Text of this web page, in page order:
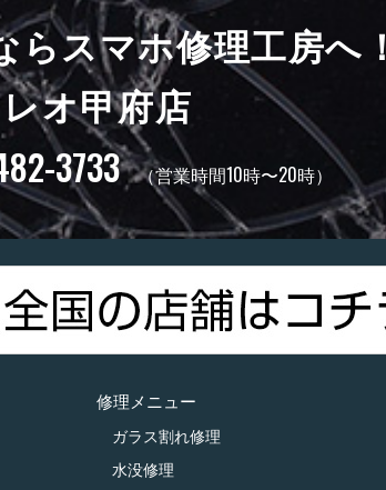
らスマホ修理工房へ！
オ甲府店
3733 （営業時間10時〜20時）
修理メニュー
ガラス割れ修理
水没修理